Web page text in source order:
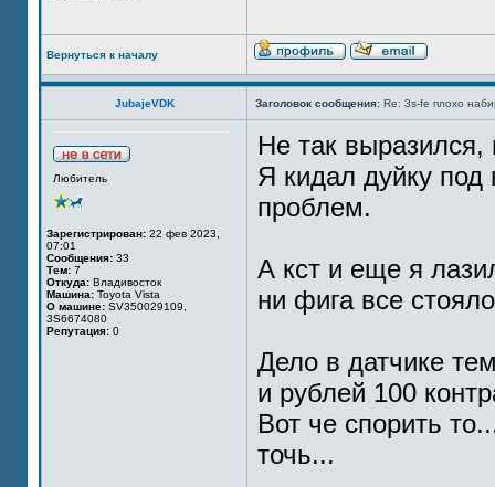
Вернуться к началу
JubajeVDK Заголовок сообщения: Re: 3s-fe плохо
Любитель
Зарегистрирован: 22 фев 2023,
07:01
Сообщения: 33
Тем: 7
Откуда: Владивосток
Машина: Toyota Vista
О машине: SV350029109,
3S6674080
Репутация: 0
Не так выразился,
Я кидал дуйку под
проблем.
А кст и еще я
ни фига все
Дело в датчике
и рублей 100
Вот че спорить
точь...